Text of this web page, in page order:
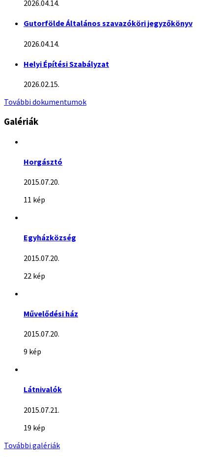
2026.04.14.
Gutorfölde Általános szavazóköri jegyzőkönyv
2026.04.14.
Helyi Építési Szabályzat
2026.02.15.
További dokumentumok
Galériák
Horgásztó
2015.07.20.
11 kép
Egyházközség
2015.07.20.
22 kép
Művelődési ház
2015.07.20.
9 kép
Látnivalók
2015.07.21.
19 kép
További galériák